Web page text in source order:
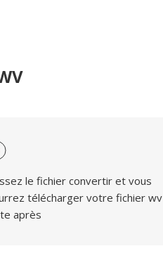
le fichier convertir et vous
télécharger votre fichier wv
après